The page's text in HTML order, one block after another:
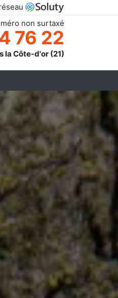
non surtaxé
76 22
la Côte-d'or (21)